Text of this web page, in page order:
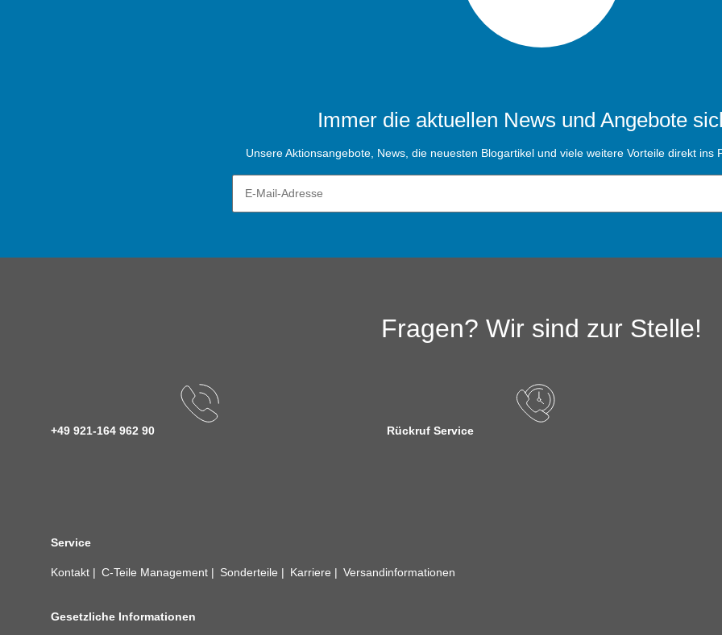
Immer die aktuellen News und Angebote
Unsere Aktionsangebote, News, die neuesten Blogartikel und viele weitere Vorteile direkt ins
Fragen? Wir sind zur Stelle!
+49 921-164 962 90 Rückruf Service
Service
Kontakt C-Teile Management Sonderteile Karriere Versandinformationen
Gesetzliche Informationen